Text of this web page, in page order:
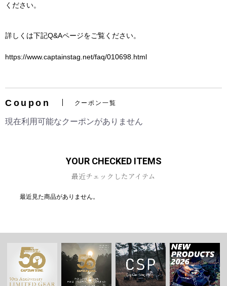
ください。
詳しくは下記Q&Aページをご覧ください。
https://www.captainstag.net/faq/010698.html
Coupon クーポン一覧
現在利用可能なクーポンがありません
YOUR CHECKED ITEMS
最近チェックしたアイテム
最近見た商品がありません。